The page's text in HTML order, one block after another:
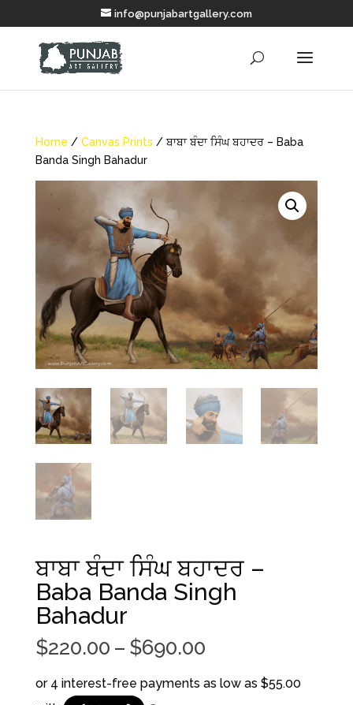
info@punjabartgallery.com
Home / Canvas Prints / ਬਾਬਾ ਬੰਦਾ ਸਿੰਘ ਬਹਾਦਰ – Baba
Banda Singh Bahadur
ਬਾਬਾ ਬੰਦਾ ਸਿੰਘ ਬਹਾਦਰ –
Baba Banda Singh
Bahadur
$220.00 – $690.00Price
$220.00